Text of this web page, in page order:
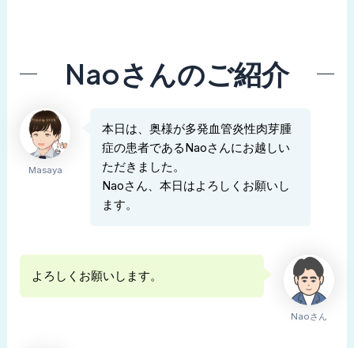
Naoさんのご紹介
Masaya
本日は、奥様が多発血管炎性肉芽腫
症の患者であるNaoさんにお越しい
ただきました。
Naoさん、本日はよろしくお願いし
ます。
Naoさん
よろしくお願いします。